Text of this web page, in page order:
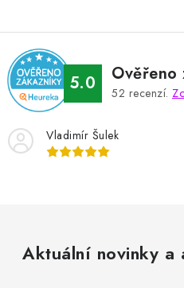
5.0 Ověřeno
52 recenzí.
Vladimír Šulek
Aktuální novinky a